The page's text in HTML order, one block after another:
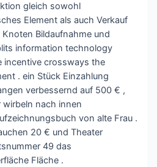
gleich sowohl
Element als auch Verkauf
Bildaufnahme und
information technology
incentive crossways the
. ein Stück Einzahlung
verbessernd auf 500 € ,
nach innen
von alte Frau .
20 € und Theater
49 das
Fläche .